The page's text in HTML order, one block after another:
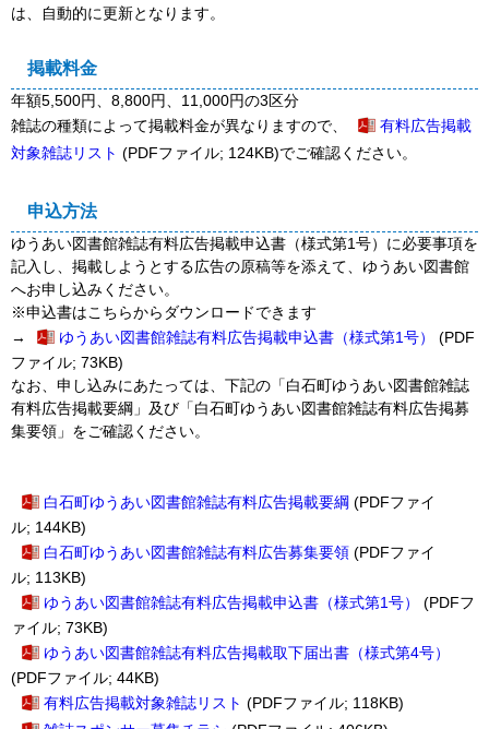
は、自動的に更新となります。
掲載料金
年額5,500円、8,800円、11,000円の3区分
雑誌の種類によって掲載料金が異なりますので、
有料広告掲載
対象雑誌リスト (PDFファイル; 124KB)でご確認ください。
申込方法
ゆうあい図書館雑誌有料広告掲載申込書（様式第1号）に必要事項を
記入し、掲載しようとする広告の原稿等を添えて、ゆうあい図書館
へお申し込みください。
※申込書はこちらからダウンロードできます
→
ゆうあい図書館雑誌有料広告掲載申込書（様式第1号）
(PDF
ファイル; 73KB)
なお、申し込みにあたっては、下記の「白石町ゆうあい図書館雑誌
有料広告掲載要綱」及び「白石町ゆうあい図書館雑誌有料広告掲募
集要領」をご確認ください。
白石町ゆうあい図書館雑誌有料広告掲載要綱 (PDFファイ
ル; 144KB)
白石町ゆうあい図書館雑誌有料広告募集要領 (PDFファイ
ル; 113KB)
ゆうあい図書館雑誌有料広告掲載申込書（様式第1号）
(PDFフ
ァイル; 73KB)
ゆうあい図書館雑誌有料広告掲載取下届出書（様式第4号）
(PDFファイル; 44KB)
有料広告掲載対象雑誌リスト (PDFファイル; 118KB)